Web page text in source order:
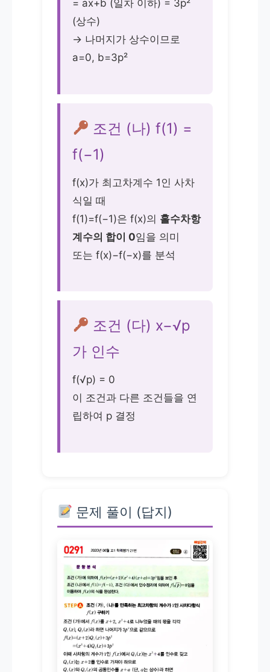
= ax+b (일차 이하) = 3p²
(상수)
→ 나머지가 상수이므로
a=0, b=3p²
조건 (나) f(1) =
f(−1)
f(x)가 최고차계수 1인 사차
식일 때
f(1)=f(−1)은 f(x)의 홀수차항
계수의 합이 0임을 의미
또는 f(x)−f(−x)를 분석
조건 (다) x−√p
가 인수
f(√p) = 0
이 조건과 다른 조건들을 연
립하여 p 결정
문제 풀이 (답지)